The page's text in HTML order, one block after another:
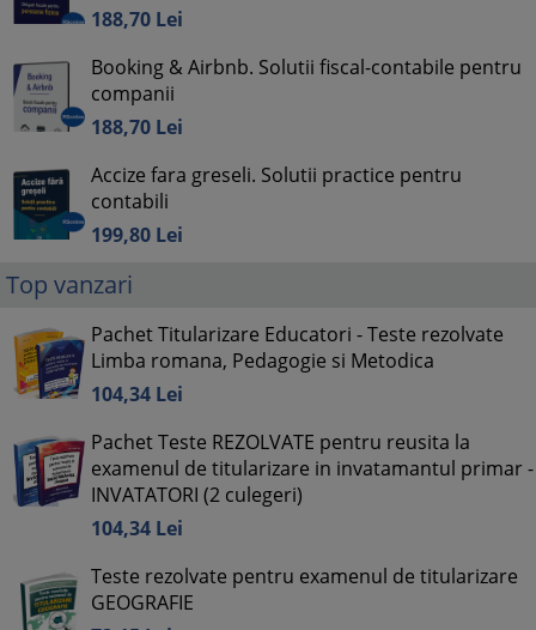
188,70 Lei
Booking & Airbnb. Solutii fiscal-contabile pentru
companii
188,70 Lei
Accize fara greseli. Solutii practice pentru
contabili
199,80 Lei
Top vanzari
Pachet Titularizare Educatori - Teste rezolvate
Limba romana, Pedagogie si Metodica
104,34 Lei
Pachet Teste REZOLVATE pentru reusita la
examenul de titularizare in invatamantul primar -
INVATATORI (2 culegeri)
104,34 Lei
Teste rezolvate pentru examenul de titularizare
GEOGRAFIE